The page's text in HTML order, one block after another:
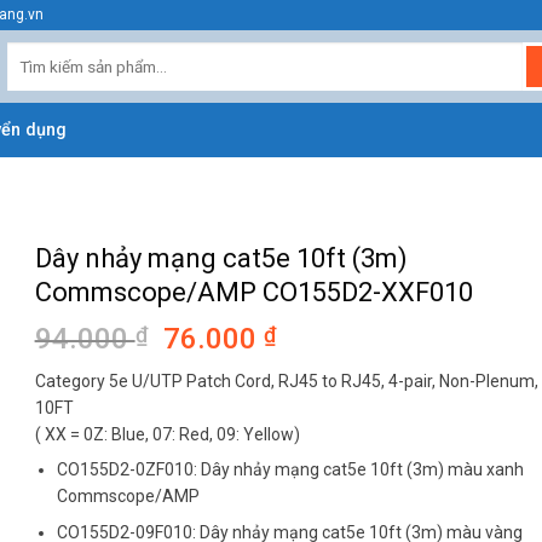
kiếm:
dụng
Dây nhảy mạng cat5e 10ft (3m)
Commscope/AMP CO155D2-XXF010
94.000₫
Giá
gốc
là:
94.000 ₫.
76.000 ₫Giá
hiện
tại
là:
76.000 ₫.
Category 5e U/UTP Patch Cord, RJ45 to RJ45, 4-pair, Non-
10FT
( XX = 0Z: Blue, 07: Red, 09: Yellow)
CO155D2-0ZF010: Dây nhảy mạng cat5e 10ft (3m) màu xanh
Commscope/AMP
CO155D2-09F010: Dây nhảy mạng cat5e 10ft (3m) màu vàng